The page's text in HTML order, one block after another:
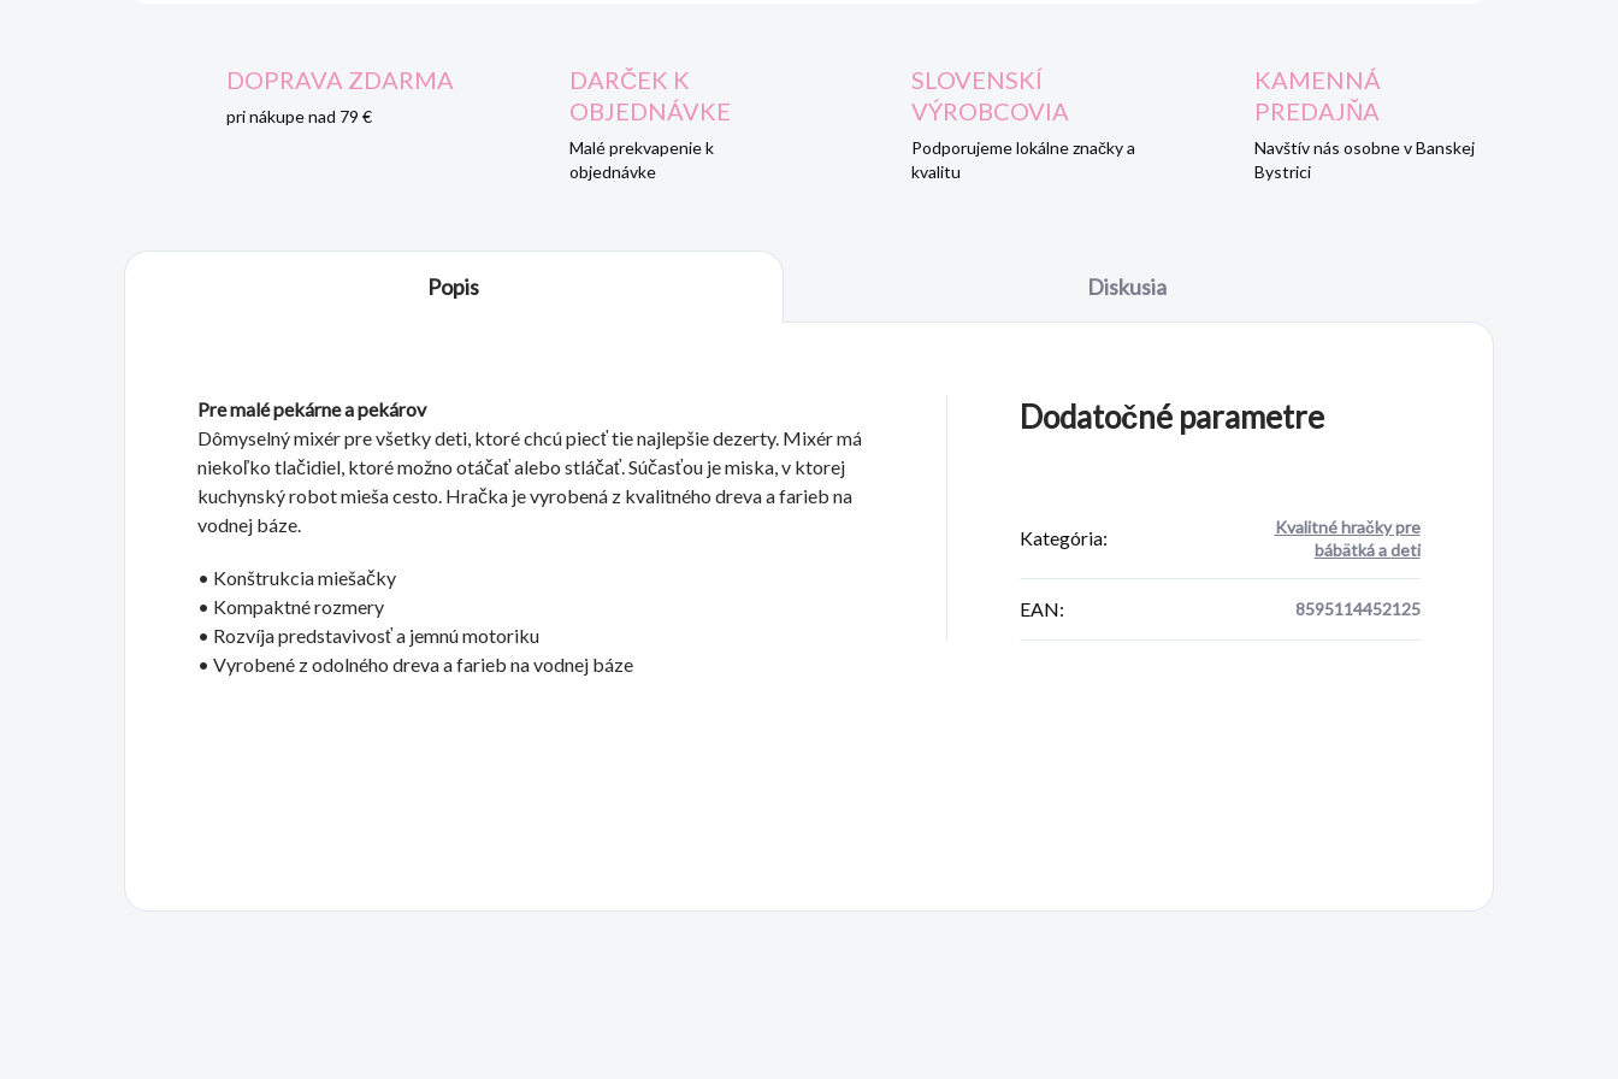
DOPRAVA ZDARMA
pri nákupe nad 79 €
DARČEK K
OBJEDNÁVKE
Malé prekvapenie k
objednávke
SLOVENSKÍ
VÝROBCOVIA
Podporujeme lokálne značky a
kvalitu
KAMENNÁ
PREDAJŇA
Navštív nás osobne v Banskej
Bystrici
Popis Diskusia
Pre malé pekárne a pekárov
Dômyselný mixér pre všetky deti, ktoré chcú piecť tie najlepšie dezerty. Mixér má
niekoľko tlačidiel, ktoré možno otáčať alebo stláčať. Súčasťou je miska, v ktorej
kuchynský robot mieša cesto. Hračka je vyrobená z kvalitného dreva a farieb na
vodnej báze.
• Konštrukcia miešačky
• Kompaktné rozmery
• Rozvíja predstavivosť a jemnú motoriku
• Vyrobené z odolného dreva a farieb na vodnej báze
Dodatočné parametre
Kategória:
Kvalitné hračky pre
bábätká a deti
EAN: 8595114452125